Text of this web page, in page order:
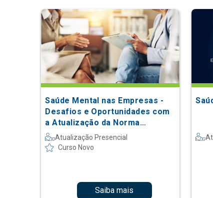
Saúde Mental nas Empresas -
Desafios e Oportunidades com
a Atualização da Norma
Regulamentadora 1: da Teoria à
Prática
Atualização Presencial
Curso Novo
Saiba mais